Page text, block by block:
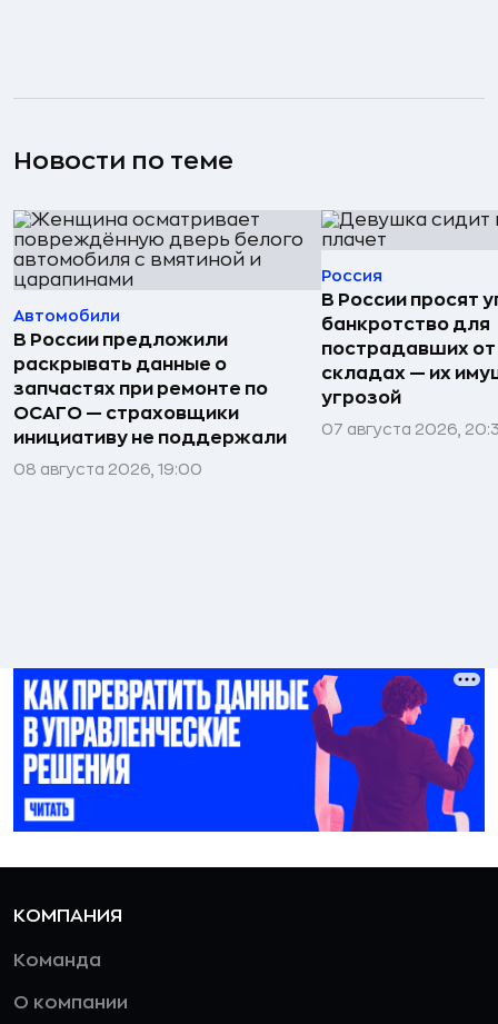
Новости по теме
Автомобили
В России предложили
раскрывать данные о
запчастях при ремонте по
ОСАГО — страховщики
инициативу не поддержали
08 августа 2026, 19:00
Россия
В России просят
банкротство для
пострадавших
складах — их
угрозой
07 августа 2026,
КОМПАНИЯ
Команда
О компании